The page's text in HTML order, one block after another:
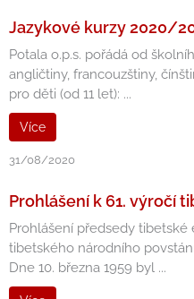
Jazykové kurzy 2020/
Potala o.p.s. pořádá od
angličtiny, francouzštiny,
pro děti (od 11 let): ...
Více
31/08/2020
Prohlášení k 61. výročí
Prohlášení předsedy tibetské
tibetského národního
Dne 10. března 1959 byl ...